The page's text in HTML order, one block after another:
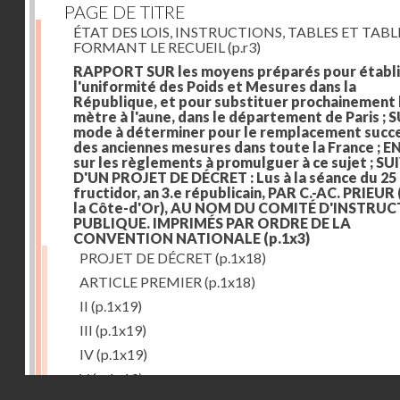
PAGE DE TITRE
ÉTAT DES LOIS, INSTRUCTIONS, TABLES ET
FORMANT LE RECUEIL (p.r3)
RAPPORT SUR les moyens préparés pour
l'uniformité des Poids et Mesures dans la
République, et pour substituer prochainement
mètre à l'aune, dans le département de Paris ;
mode à déterminer pour le remplacement
des anciennes mesures dans toute la France ;
sur les règlements à promulguer à ce sujet ;
D'UN PROJET DE DÉCRET : Lus à la séance du 25
fructidor, an 3.e républicain, PAR C.-AC. PRIEUR
la Côte-d'Or), AU NOM DU COMITÉ
PUBLIQUE. IMPRIMÉS PAR ORDRE DE LA
CONVENTION NATIONALE (p.1x3)
PROJET DE DÉCRET (p.1x18)
ARTICLE PREMIER (p.1x18)
II (p.1x19)
III (p.1x19)
IV(p.1x19)
V(p.1x19)